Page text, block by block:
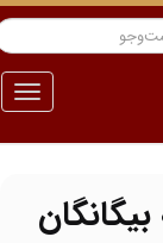
منو